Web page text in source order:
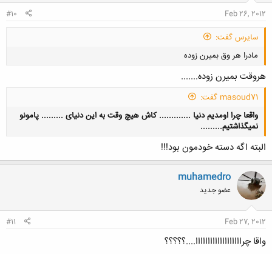
Feb 26, 2012
#10
سایرس گفت:
مادرا هر وق بمیرن زوده
هروقت بمیرن زوده.......
masoud71 گفت:
واقعا چرا اومدیم دنیا ............. کاش هیچ وقت به این دنیای ......... پامونو
نمیگذاشتیم.........
البته اگه دسته خودمون بود!!!
muhamedro
عضو جدید
Feb 27, 2012
#11
واقا چرااااااااااااااااااا....؟؟؟؟؟